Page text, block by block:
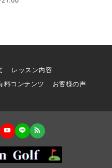
レッスン内容
料コンテンツ お客様の声